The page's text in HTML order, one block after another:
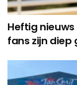
Heftig
fans zijn diep